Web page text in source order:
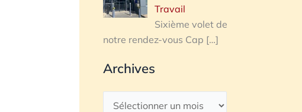
Travail
Sixième volet de
notre rendez-vous Cap […]
Archives